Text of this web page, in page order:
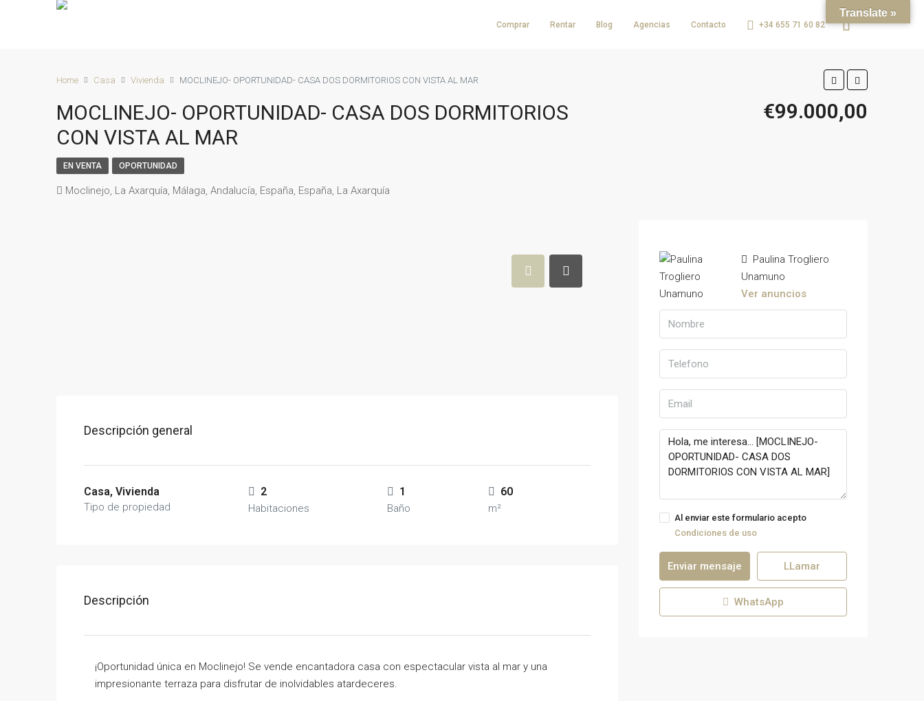
Comprar Rentar Blog Agencias Contacto +34 655 71 60 82
Home Casa Vivienda MOCLINEJO- OPORTUNIDAD- CASA DOS DORMITORIOS CON VISTA AL MAR
MOCLINEJO- OPORTUNIDAD- CASA DOS DORMITORIOS
CON VISTA AL MAR
€99.000,00
EN VENTA OPORTUNIDAD
Moclinejo, La Axarquía, Málaga, Andalucía, España, España, La Axarquía
Descripción general
Casa, Vivienda
Tipo de propiedad
2
Habitaciones
1
Baño
60
m²
Descripción
¡Oportunidad única en Moclinejo! Se vende encantadora casa con espectacular vista al mar y una
impresionante terraza para disfrutar de inolvidables atardeceres.
Paulina Trogliero
Unamuno
Ver anuncios
Al enviar este formulario acepto
Condiciones de uso
Enviar mensaje LLamar
WhatsApp
Translate »